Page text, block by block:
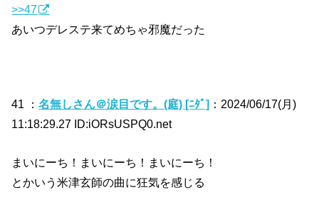
>>47
あいつデレステ来てめちゃ邪魔だった
41 ：名無しさん＠涙目です。(庭) [ﾆﾀﾞ] ：2024/06/17(月)
11:18:29.27 ID:iORsUSPQ0.net
まいにーち！まいにーち！まいにーち！
とかいう米津玄師の曲に狂気を感じる